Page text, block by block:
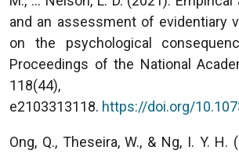
and an assessment of evidentiary
on the psychological
Proceedings of the National
118(44),
e2103313118. https://doi.org/
Ong, Q., Theseira, W., & Ng, I. Y. H.